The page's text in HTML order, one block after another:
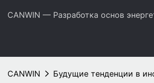
CANWIN — Разработка основ
CANWIN Будущие тенденции в